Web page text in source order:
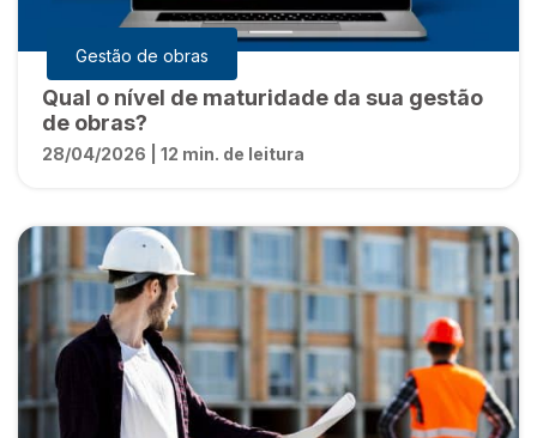
Gestão de obras
Qual o nível de maturidade da sua gestão
de obras?
28/04/2026 | 12 min. de leitura